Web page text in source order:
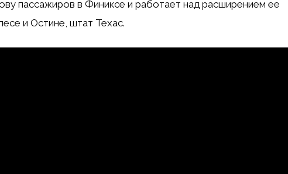
пассажиров в Финиксе и работает над расширением ее
и Остине, штат Техас.